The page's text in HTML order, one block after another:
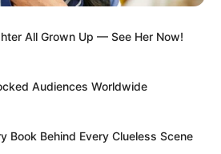
All Grown Up — See Her Now!
Audiences Worldwide
Book Behind Every Clueless Scene